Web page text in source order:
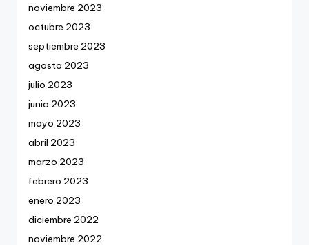
noviembre 2023
octubre 2023
septiembre 2023
agosto 2023
julio 2023
junio 2023
mayo 2023
abril 2023
marzo 2023
febrero 2023
enero 2023
diciembre 2022
noviembre 2022